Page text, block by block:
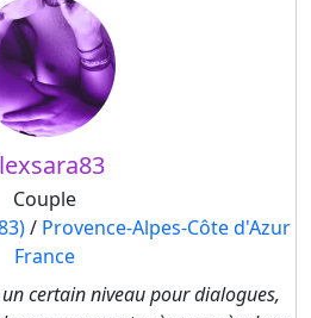
Couple
/ Provence-Alpes-Côte d'Azur
France
certain niveau pour dialogues,